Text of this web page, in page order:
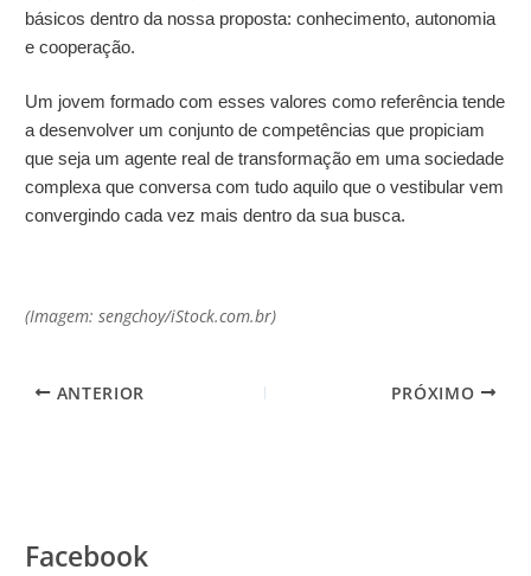
básicos dentro da nossa proposta: conhecimento, autonomia
e cooperação.
Um jovem formado com esses valores como referência tende
a desenvolver um conjunto de competências que propiciam
que seja um agente real de transformação em uma sociedade
complexa que conversa com tudo aquilo que o vestibular vem
convergindo cada vez mais dentro da sua busca.
(Imagem:sengchoy/iStock.com.br)
ANTERIOR PRÓXIMO
Facebook